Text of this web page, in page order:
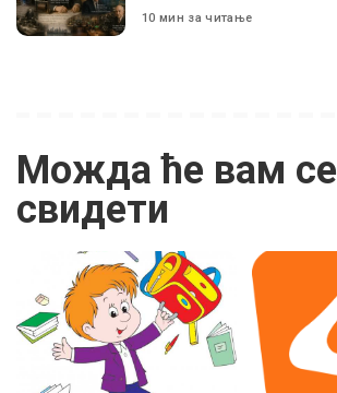
10 мин за читање
Можда ће вам се
свидети